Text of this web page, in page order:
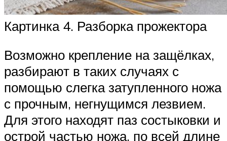
Картинка 4. Разборка прожектора
Возможно крепление на защёлках,
разбирают в таких случаях с
помощью слегка затупленного ножа
с прочным, негнущимся лезвием.
Для этого находят паз состыковки и
острой частью ножа, по всей длине